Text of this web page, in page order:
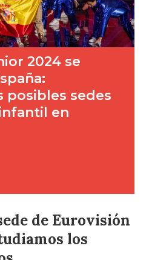
de Eurovisión
los